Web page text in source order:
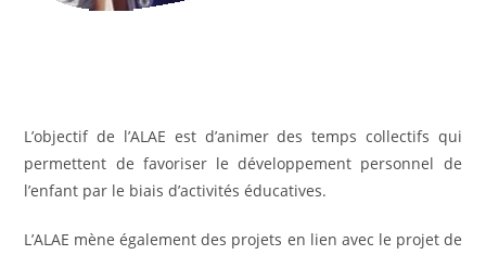
L’objectif de l’ALAE est d’animer des temps collectifs qui
permettent de favoriser le développement personnel de
l’enfant par le biais d’activités éducatives.
L’ALAE mène également des projets en lien avec le projet de